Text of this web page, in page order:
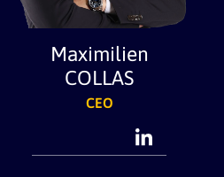
Maximilien
COLLAS
CEO